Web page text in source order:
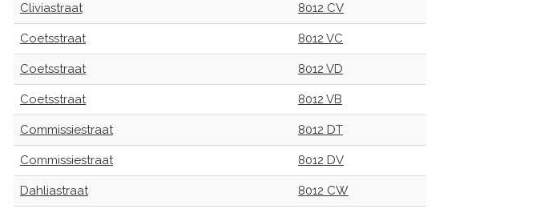
Cliviastraat 8012 CV
Coetsstraat 8012 VC
Coetsstraat 8012 VD
Coetsstraat 8012 VB
Commissiestraat 8012 DT
Commissiestraat 8012 DV
Dahliastraat 8012 CW